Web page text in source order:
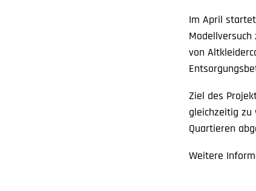
Im April
von
Ziel des
gleichzeitig zu
Quartieren
Weitere